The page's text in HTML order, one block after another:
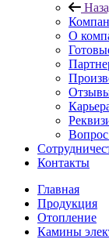
О
Вопрос
Контакты
Главная
Продукция
Отопление
Камины